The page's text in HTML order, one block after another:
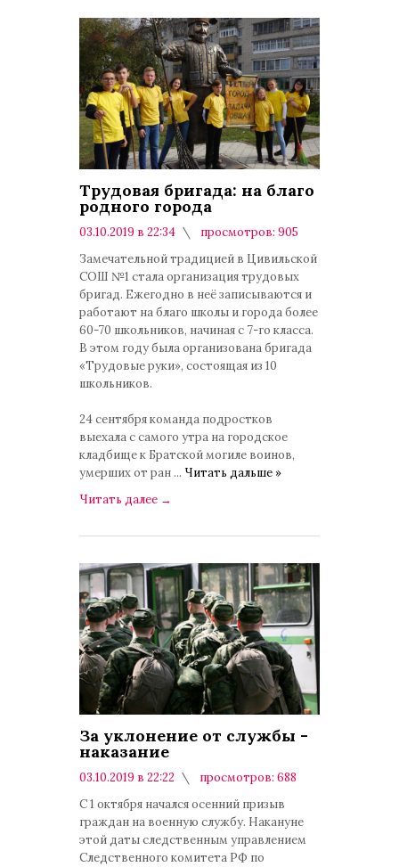
Трудовая бригада: на благо
родного города
03.10.2019 в 22:34
просмотров: 905
Замечательной традицией в Цивильской
СОШ №1 стала организация трудовых
бригад. Ежегодно в неё записываются и
работают на благо школы и города более
60-70 школьников, начиная с 7-го класса.
В этом году была организована бригада
«Трудовые руки», состоящая из 10
школьников.
24 сентября команда подростков
выехала с самого утра на городское
кладбище к Братской могиле воинов,
умерших от ран ... Читать дальше »
Читать далее →
За уклонение от службы -
наказание
03.10.2019 в 22:22
просмотров: 688
комментариев: 0
С 1 октября начался осенний призыв
граждан на военную службу. Накануне
этой даты следственным управлением
Следственного комитета РФ по